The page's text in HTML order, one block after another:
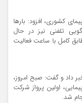
کشوری، افزود: بارها
تلفنی نیز در حال
کامل با ساعت فعالیت
داد و گفت: صبح امروز،
اولین پرواز شرکت
شد.